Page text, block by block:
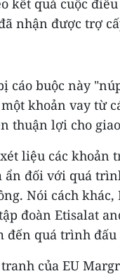
kết quả cuộc
nhận được trợ
cáo buộc này
khoản vay từ
thuận lợi cho
liệu các khoản
ẩn đối với quá
Nói cách khác,
đoàn Etisalat
đến quá trình
của EU